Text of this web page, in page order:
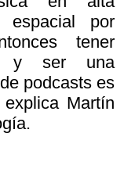
espacial por
tener
y ser una
podcasts es
Martín